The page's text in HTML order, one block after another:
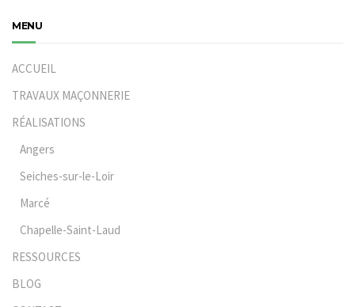
MENU
ACCUEIL
TRAVAUX MAÇONNERIE
RÉALISATIONS
Angers
Seiches-sur-le-Loir
Marcé
Chapelle-Saint-Laud
RESSOURCES
BLOG